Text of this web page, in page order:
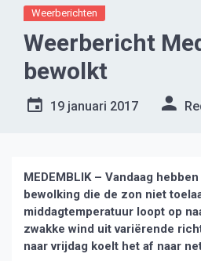
Weerberichten
Weerbericht
bewolkt
19 januari 2017
MEDEMBLIK – Vandaag
bewolking die de zon niet
middagtemperatuur loopt op
zwakke wind uit variërende
naar vrijdag koelt het af naar